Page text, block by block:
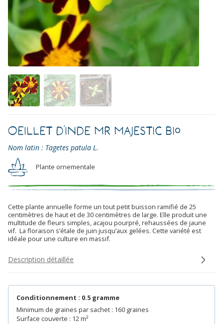
Oeillet d’Inde Mr Majestic Bio
Nom latin : Tagetes patula L.
Plante ornementale
Cette plante annuelle forme un tout petit buisson ramifié de 25
centimètres de haut et de 30 centimètres de large. Elle produit une
multitude de fleurs simples, acajou pourpré, rehaussées de jaune
vif. La floraison s’étale de juin jusqu’aux gelées. Cette variété est
idéale pour une culture en massif.
Description détaillée
Conditionnement : 0.5 gramme
Minimum de graines par sachet : 160 graines
Surface couverte : 12 m²